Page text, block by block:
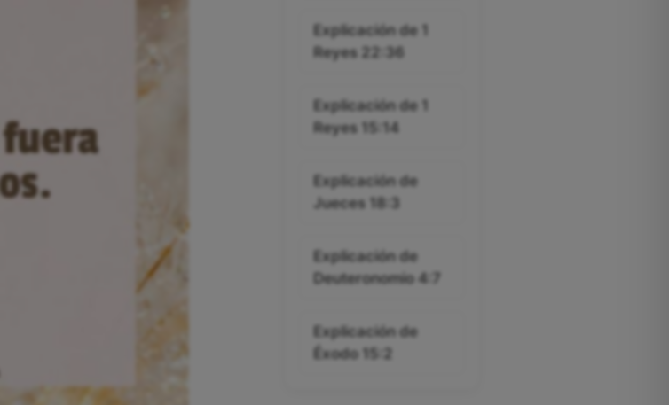
Explicación de 1
Reyes 22:36
Explicación de 1
Reyes 15:14
Explicación de
Jueces 18:3
Explicación de
Deuteronomio 4:7
Explicación de
Éxodo 15:2